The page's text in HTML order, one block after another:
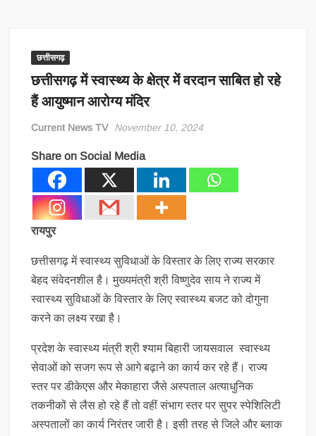
छत्तीसगढ़
छत्तीसगढ़ में स्वास्थ्य के क्षेत्र में वरदान साबित हो रहे
हैं आयुष्मान आरोग्य मंदिर
Current News TV November 10, 2024
Share on Social Media
रायपुर
छत्तीसगढ़ में स्वास्थ्य सुविधाओं के विस्तार के लिए राज्य सरकार
बेहद संवेदनशील है। मुख्यमंत्री श्री विष्णुदेव साय ने राज्य में
स्वास्थ्य सुविधाओं के विस्तार के लिए स्वास्थ्य बजट को दोगुना
करने का लक्ष्य रखा है।
प्रदेश के स्वास्थ्य मंत्री श्री श्याम बिहारी जायसवाल स्वास्थ्य
सेवाओं को सजग रूप से आगे बढ़ाने का कार्य कर रहे हैं। राज्य
स्तर पर डीकेएस और मेकाहारा जैसे अस्पताल अत्याधुनिक
तकनीकों से लैस हो रहे हैं तो वहीं संभाग स्तर पर सुपर स्पेशिलिटी
अस्पतालों का कार्य निरंतर जारी है। इसी तरह से जिले और ब्लाक